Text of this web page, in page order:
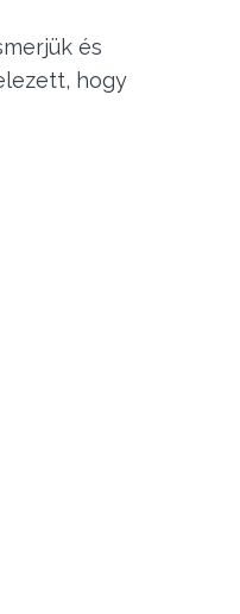
és
hogy